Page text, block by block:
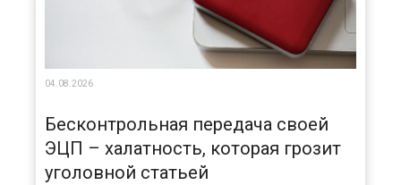
04.08.2026
Бесконтрольная передача своей
ЭЦП – халатность, которая грозит
уголовной статьей